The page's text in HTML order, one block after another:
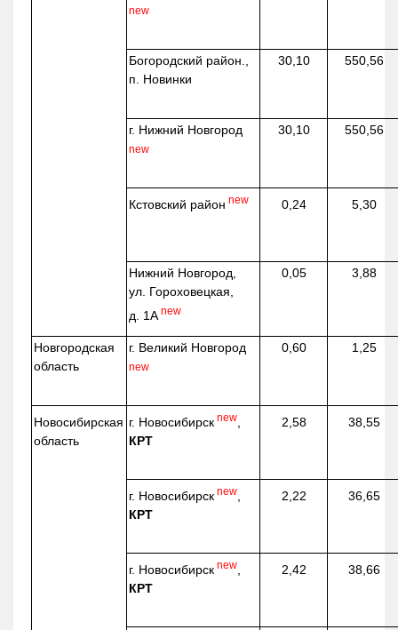
new
Богородский район.,
п. Новинки
30,10 550,56
г. Нижний Новгород
new
30,10 550,56
Кстовский район new 0,24 5,30
Нижний Новгород,
ул. Гороховецкая,
д. 1А new
0,05 3,88
Новгородская
область
г. Великий Новгород
new
0,60 1,25
Новосибирская
область
г. Новосибирск new
КРТ
2,58 38,55
г. Новосибирск new
КРТ
2,22 36,65
г. Новосибирск new
КРТ
2,42 38,66